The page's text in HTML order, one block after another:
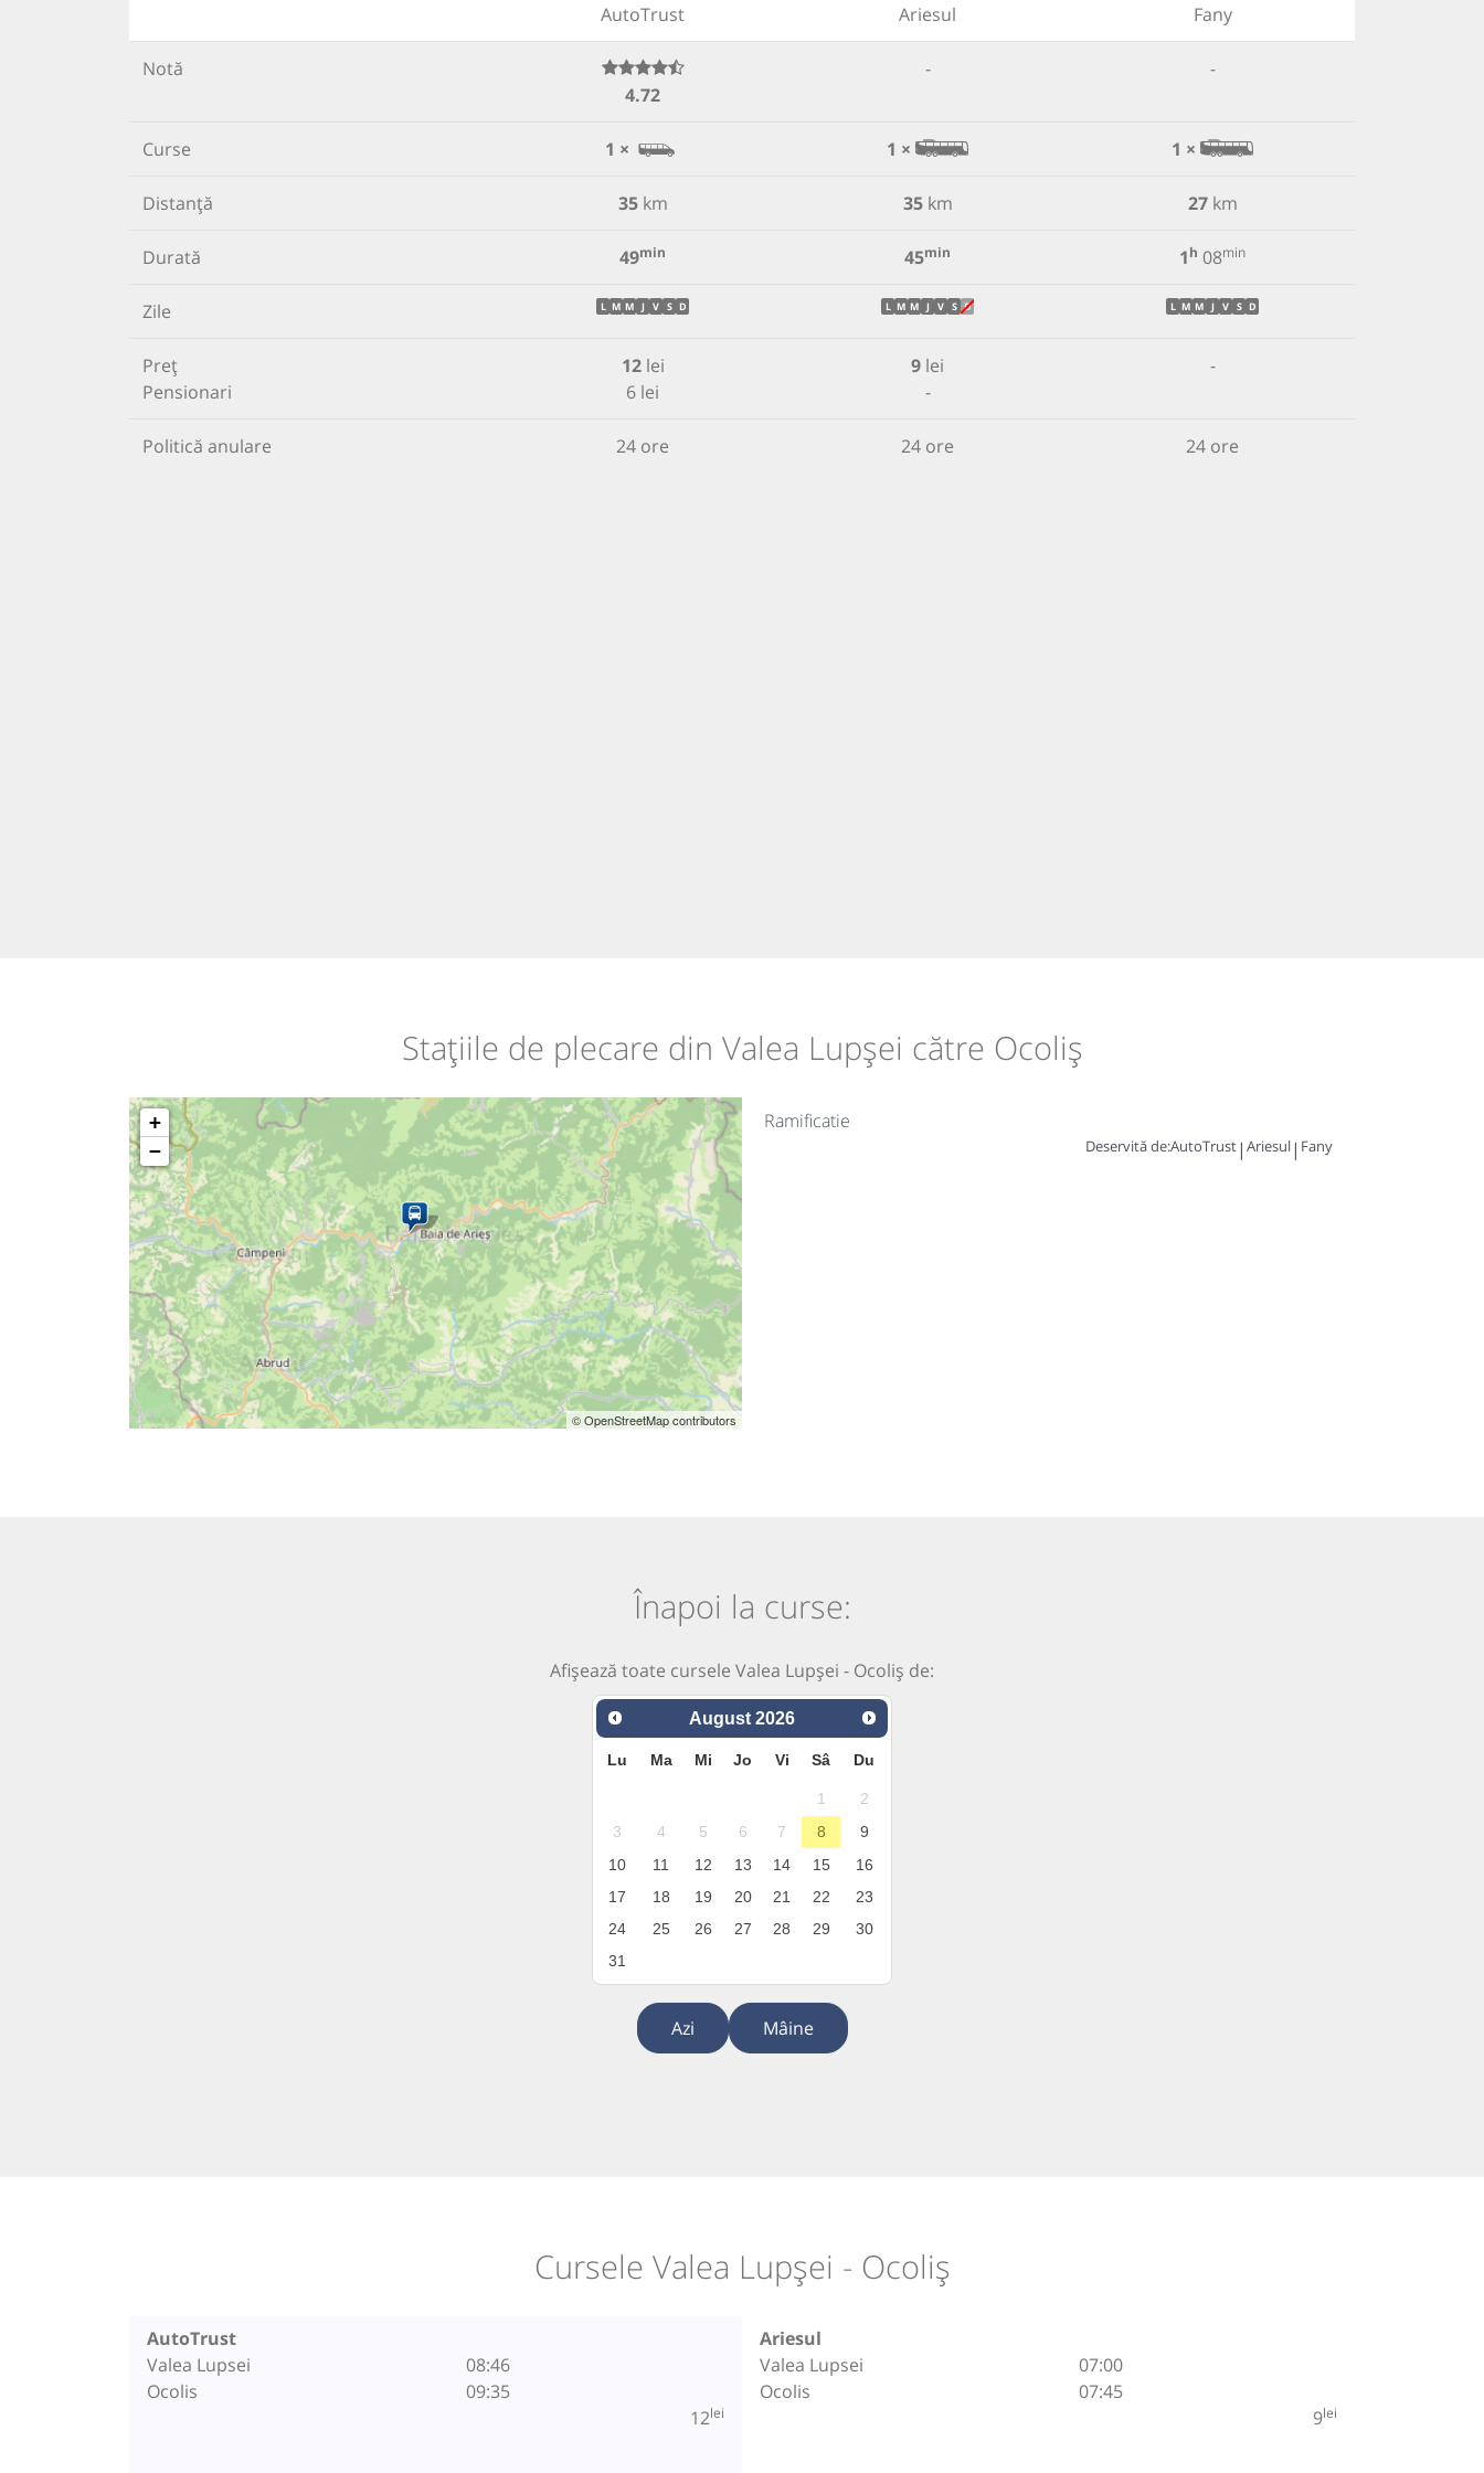
AutoTrust Ariesul Fany
Notă
4.72
- -
Curse 1 × 1 × 1 ×
Distanță 35km 35km 27km
Durată 49min 45min 1h 08min
Zile L M M J V S D L M M J V S D L M M J V S D
Preț
Pensionari
12lei
6 lei
9 lei
-
-
Politică anulare 24 ore 24 ore 24 ore
Stațiile de plecare din Valea Lupșei către Ocoliș
+
−
© OpenStreetMap contributors
Ramificatie
Deservită de:AutoTrust| Ariesul| Fany
Înapoi la curse:
Afișează toate cursele Valea Lupșei - Ocoliș de:
August 2026
Lu Ma Mi Jo Vi Sâ Du
1
2
3
4 5 6 7 8
9
10
11 12 13 14 15
16
17
18 19 20 21 22
23
24
25 26 27 28 29
30
31
Azi Mâine
Cursele Valea Lupșei - Ocoliș
AutoTrust
Valea Lupsei
Ocolis
08:46
09:35
12lei
Ariesul
Valea Lupsei
Ocolis
07:00
07:45
9lei